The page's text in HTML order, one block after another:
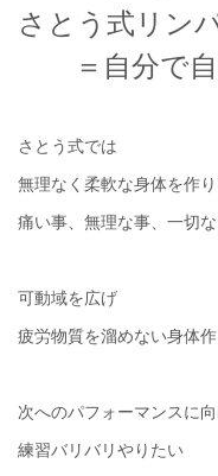
さとう式リン
＝自分で自
さとう式では
無理なく柔軟な身体を作
痛い事、無理な事、一切な
可動域を広げ
疲労物質を溜めない身体作
次へのパフォーマンスに
練習バリバリやりたい